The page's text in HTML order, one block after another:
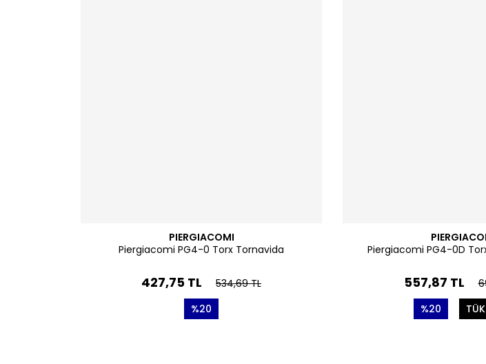
PIERGIACOMI
Piergiacomi PG4-0 Torx Tornavida
427,75 TL
534,69 TL
%20
Piergiacomi PG4-0D
557,87 TL
%20